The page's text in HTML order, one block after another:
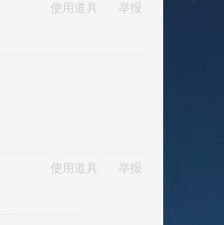
使用道具 举报
使用道具 举报